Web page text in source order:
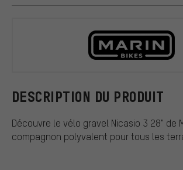
DESCRIPTION DU PRODUIT
Découvre le vélo gravel Nicasio 3 28" de
compagnon polyvalent pour tous les